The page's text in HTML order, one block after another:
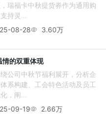
瑞福卡中秋提货券作为通用购
持灵...
08-28
3.60万
情的双重体现
公司中秋节福利展开，分析企
系构建、工会特色活动及员工
，阐...
09-19
2.66万